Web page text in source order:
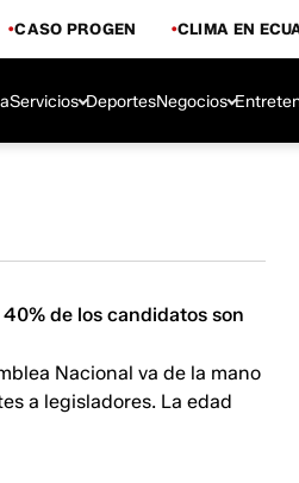
CASO PROGEN CLIMA EN
Servicios DeportesNegocios
de los candidatos son
Nacional va de la mano
a legisladores. La edad